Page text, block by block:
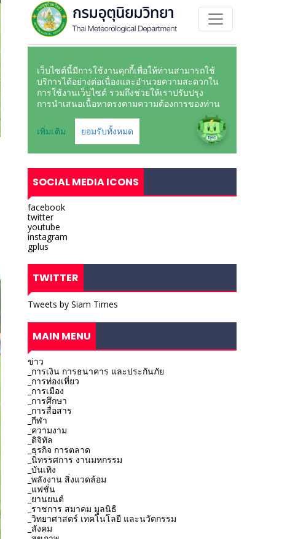
SOCIAL MEDIA ICONS
facebook
twitter
youtube
instagram
gplus
TWITTER
Tweets by Siam Times
MAIN MENU
ข่าว
_การเงิน การธนาคาร และประกันภัย
_การท่องเที่ยว
_การเมือง
_การศึกษา
_การสื่อสาร
_กีฬา
_ความงาม
_ดิจิทัล
_ธุรกิจ การตลาด
_นิทรรศการ งานมหกรรม
_บันเทิง
_พลังงาน สิ่งแวดล้อม
_แฟชั่น
_ยานยนต์
_ราชการ สมาคม มูลนิธิ
_วิทยาศาสตร์ เทคโนโลยี และนวัตกรรม
_สังคม